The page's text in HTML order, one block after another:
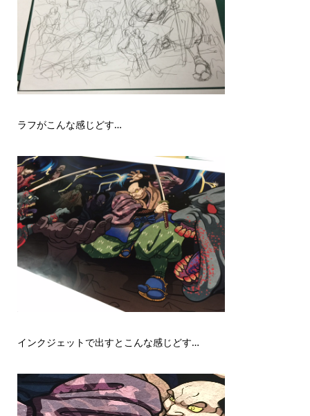
ラフがこんな感じどす…
インクジェットで出すとこんな感じどす…